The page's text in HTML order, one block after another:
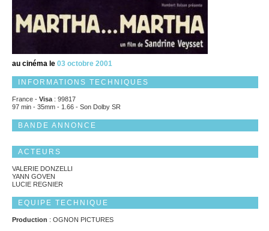
au cinéma le 03 octobre 2001
INFORMATIONS TECHNIQUES
France - Visa : 99817
97 min - 35mm - 1.66 - Son Dolby SR
BANDE ANNONCE
ACTEURS
VALERIE DONZELLI
YANN GOVEN
LUCIE REGNIER
EQUIPE TECHNIQUE
Production : OGNON PICTURES